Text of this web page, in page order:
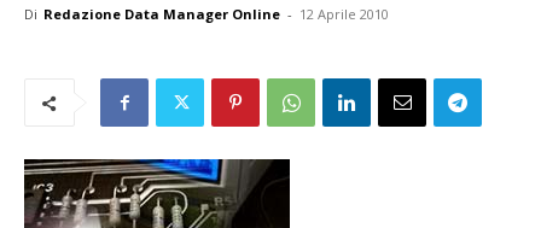
Di Redazione Data Manager Online - 12 Aprile 2010